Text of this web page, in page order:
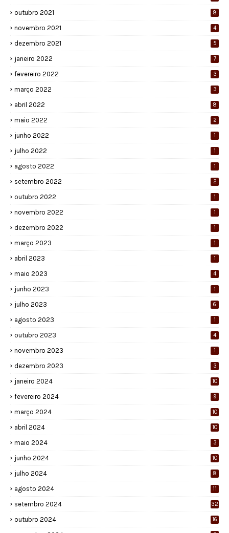
outubro 2021 8
novembro 2021 4
dezembro 2021 5
janeiro 2022 7
fevereiro 2022 3
março 2022 3
abril 2022 8
maio 2022 2
junho 2022 1
julho 2022 1
agosto 2022 1
setembro 2022 2
outubro 2022 1
novembro 2022 1
dezembro 2022 1
março 2023 1
abril 2023 1
maio 2023 4
junho 2023 1
julho 2023 6
agosto 2023 1
outubro 2023 4
novembro 2023 1
dezembro 2023 3
janeiro 2024 10
fevereiro 2024 9
março 2024 10
abril 2024 10
maio 2024 3
junho 2024 10
julho 2024 8
agosto 2024 11
setembro 2024 32
outubro 2024 16